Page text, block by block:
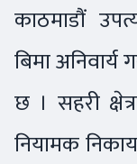
काठमाडौं
बिमा
छ । सहरी
नियामक